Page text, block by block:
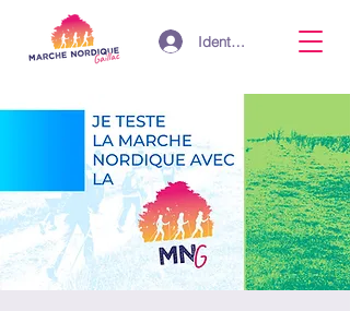
Identifiant